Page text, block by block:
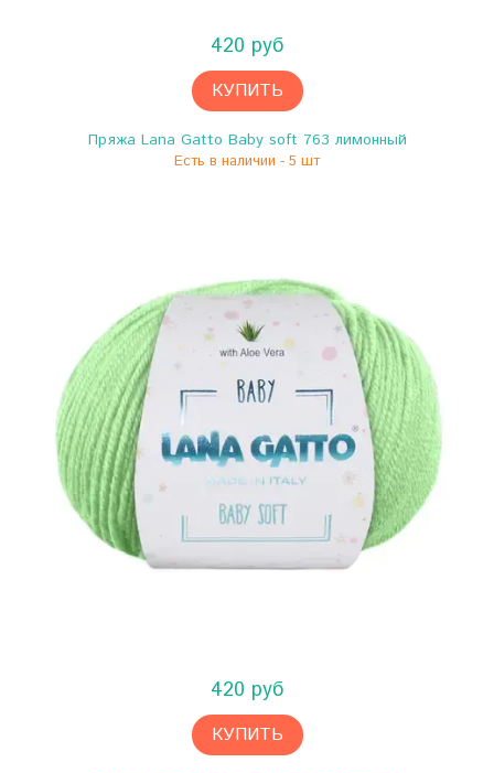
420 руб
КУПИТЬ
Пряжа Lana Gatto Baby soft 763 лимонный
Есть в наличии - 5 шт
420 руб
КУПИТЬ